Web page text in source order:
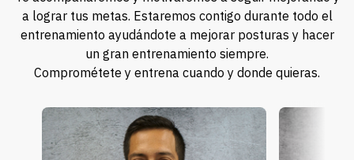
a lograr tus metas. Estaremos contigo durante todo el
entrenamiento ayudándote a mejorar posturas y hacer
un gran entrenamiento siempre.
Comprométete y entrena cuando y donde quieras.